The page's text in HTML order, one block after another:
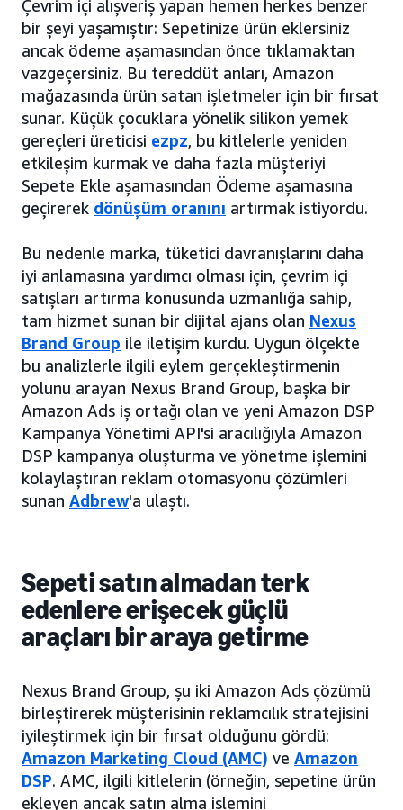
Çevrim içi alışveriş yapan hemen herkes benzer
bir şeyi yaşamıştır: Sepetinize ürün eklersiniz
ancak ödeme aşamasından önce tıklamaktan
vazgeçersiniz. Bu tereddüt anları, Amazon
mağazasında ürün satan işletmeler için bir fırsat
sunar. Küçük çocuklara yönelik silikon yemek
gereçleri üreticisi ezpz, bu kitlelerle yeniden
etkileşim kurmak ve daha fazla müşteriyi
Sepete Ekle aşamasından Ödeme aşamasına
geçirerek dönüşüm oranını artırmak istiyordu.
Bu nedenle marka, tüketici davranışlarını daha
iyi anlamasına yardımcı olması için, çevrim içi
satışları artırma konusunda uzmanlığa sahip,
tam hizmet sunan bir dijital ajans olan Nexus
Brand Group ile iletişim kurdu. Uygun ölçekte
bu analizlerle ilgili eylem gerçekleştirmenin
yolunu arayan Nexus Brand Group, başka bir
Amazon Ads iş ortağı olan ve yeni Amazon DSP
Kampanya Yönetimi API'si aracılığıyla Amazon
DSP kampanya oluşturma ve yönetme işlemini
kolaylaştıran reklam otomasyonu çözümleri
sunan Adbrew'a ulaştı.
Sepeti satın almadan terk
edenlere erişecek güçlü
araçları bir araya getirme
Nexus Brand Group, şu iki Amazon Ads çözümü
birleştirerek müşterisinin reklamcılık stratejisini
iyileştirmek için bir fırsat olduğunu gördü:
Amazon Marketing Cloud (AMC) ve Amazon
DSP. AMC, ilgili kitlelerin (örneğin, sepetine ürün
ekleyen ancak satın alma işlemini